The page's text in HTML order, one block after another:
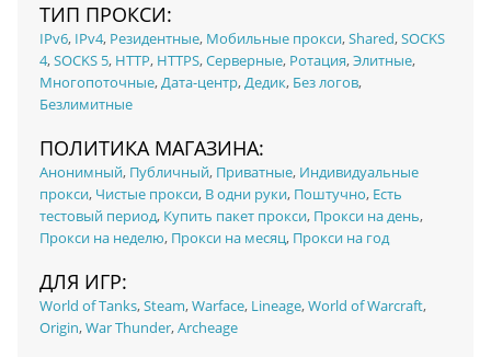
ТИП ПРОКСИ:
IPv6, IPv4, Резидентные, Мобильные прокси,Shared,SOCKS
4,SOCKS 5, HTTP, HTTPS,Серверные, Ротация,Элитные,
Многопоточные,Дата-центр,Дедик, Без логов,
Безлимитные
ПОЛИТИКА МАГАЗИНА:
Анонимный, Публичный, Приватные, Индивидуальные
прокси, Чистые прокси, В одни руки, Поштучно, Есть
тестовый период, Купить пакет прокси, Прокси на день,
Прокси на неделю, Прокси на месяц, Прокси на год
ДЛЯ ИГР:
World of Tanks,Steam,Warface, Lineage,World of Warcraft,
Origin,War Thunder,Archeage